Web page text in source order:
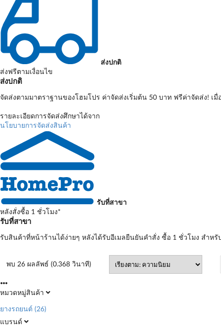
ส่งปกติ
ส่งฟรีตามเงื่อนไข
ส่งปกติ
จัดส่งตามมาตราฐานของโฮมโปร ค่าจัดส่งเริ่มต้น 50 บาท ฟรีค่าจัดส่ง! เ
รายละเอียดการจัดส่งศึกษาได้จาก
นโยบายการจัดส่งสินค้า
รับที่สาขา
หลังสั่งซื้อ 1 ชั่วโมง*
รับที่สาขา
รับสินค้าที่หน้าร้านได้ง่ายๆ หลังได้รับอีเมลยืนยันคำสั่ง ซื้อ 1 ชั่วโมง สำห
พบ 26 ผลลัพธ์ (0.368 วินาที)
หมวดหมู่สินค้า
ยางรถยนต์ (26)
แบรนด์